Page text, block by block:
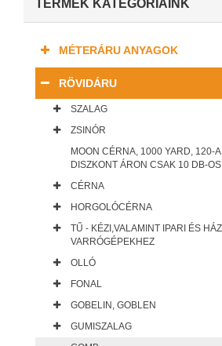
TERMÉK KATEGÓRIÁINK
MÉTERÁRU ANYAGOK
RÖVIDÁRU
SZALAG
ZSINÓR
MOON CÉRNA, 1000 YARD, 120-
DISZKONT ÁRON CSAK 10 DB-
CÉRNA
HORGOLÓCÉRNA
TŰ - KÉZI,VALAMINT IPARI ÉS
VARRÓGÉPEKHEZ
OLLÓ
FONAL
GOBELIN, GOBLEN
GUMISZALAG